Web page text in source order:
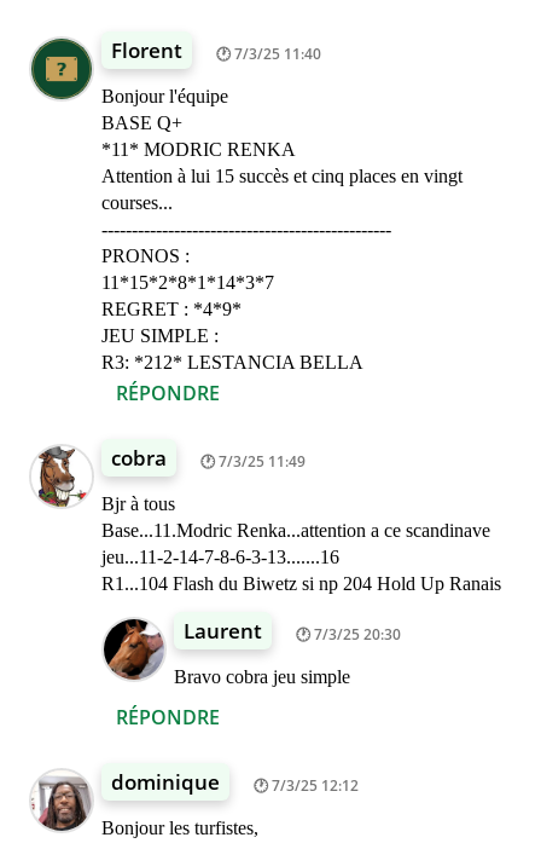
Florent 7/3/25 11:40
Bonjour l'équipe
BASE Q+
*11* MODRIC RENKA
Attention à lui 15 succès et cinq places en vingt
courses...
------------------------------------------------
PRONOS :
11*15*2*8*1*14*3*7
REGRET : *4*9*
JEU SIMPLE :
R3: *212* LESTANCIA BELLA
RÉPONDRE
cobra 7/3/25 11:49
Bjr à tous
Base...11.Modric Renka...attention a ce scandinave
jeu...11-2-14-7-8-6-3-13.......16
R1...104 Flash du Biwetz si np 204 Hold Up Ranais
RÉPONDRE
Laurent 7/3/25 20:30
Bravo cobra jeu simple
dominique 7/3/25 12:12
Bonjour les turfistes,